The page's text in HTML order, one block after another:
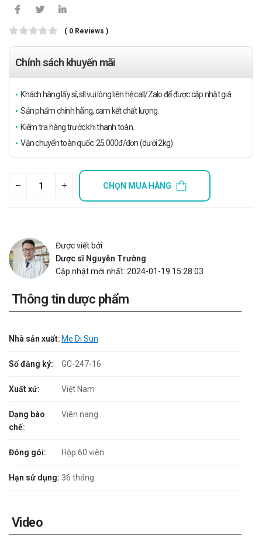
( 0 Reviews )
Chính sách khuyến mãi
Khách hàng lấy sỉ, sll vui lòng liên hệ call/Zalo để được cập nhật giá
Sản phẩm chính hãng, cam kết chất lượng.
Kiểm tra hàng trước khi thanh toán.
Vận chuyển toàn quốc: 25.000đ/đơn (dưới 2kg)
CHỌN MUA HÀNG
Được viết bởi
Dược sĩ Nguyễn Trường
Cập nhật mới nhất: 2024-01-19 15:28:03
Thông tin dược phẩm
Nhà sản xuất: Me Di Sun
Số đăng ký: GC-247-16
Xuất xứ: Việt Nam
Dạng bào
chế:
Viên nang
Đóng gói: Hộp 60 viên
Hạn sử dụng: 36 tháng
Video